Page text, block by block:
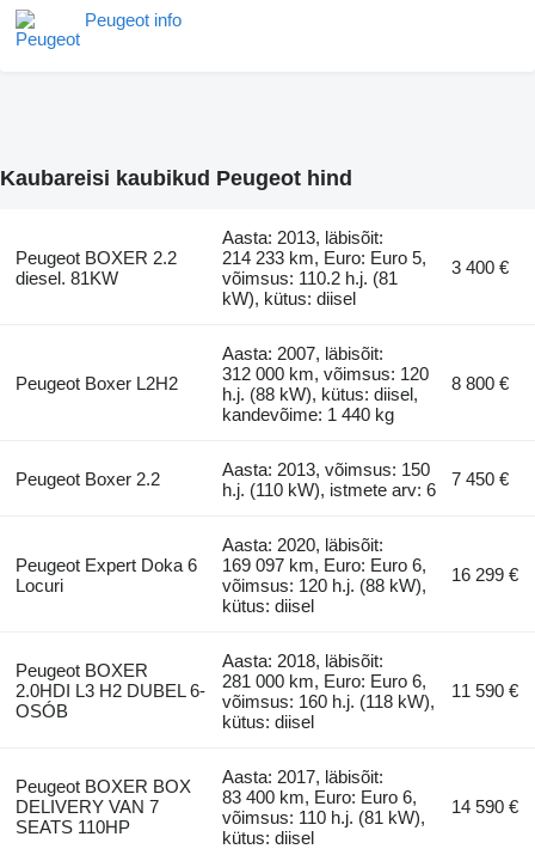
Peugeot info
Kaubareisi kaubikud Peugeot hind
Peugeot BOXER 2.2
diesel. 81KW
Aasta: 2013, läbisõit:
214 233 km, Euro: Euro 5,
võimsus: 110.2 h.j. (81
kW), kütus: diisel
3 400 €
Peugeot Boxer L2H2
Aasta: 2007, läbisõit:
312 000 km, võimsus: 120
h.j. (88 kW), kütus: diisel,
kandevõime: 1 440 kg
8 800 €
Peugeot Boxer 2.2
Aasta: 2013, võimsus: 150
h.j. (110 kW), istmete arv: 6
7 450 €
Peugeot Expert Doka 6
Locuri
Aasta: 2020, läbisõit:
169 097 km, Euro: Euro 6,
võimsus: 120 h.j. (88 kW),
kütus: diisel
16 299 €
Peugeot BOXER
2.0HDI L3 H2 DUBEL 6-
OSÓB
Aasta: 2018, läbisõit:
281 000 km, Euro: Euro 6,
võimsus: 160 h.j. (118 kW),
kütus: diisel
11 590 €
Peugeot BOXER BOX
DELIVERY VAN 7
SEATS 110HP
Aasta: 2017, läbisõit:
83 400 km, Euro: Euro 6,
võimsus: 110 h.j. (81 kW),
kütus: diisel
14 590 €